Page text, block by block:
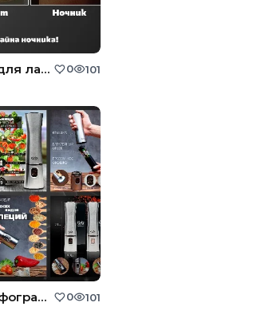
Отрисовка вектора для лазера и ЧПУ 0 101
Карточки товара, инфографика, дизайн для маркетплейсов 0 101